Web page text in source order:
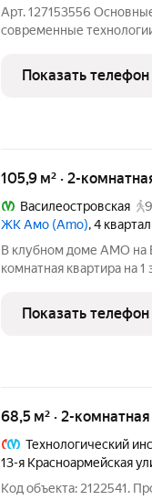
Арт. 127153556 Основные
современные технологии Зеленая охраняемая
зона Квартира с
гостиная,
Показать телефон
105,9 м² · 2-
Василеостровская
ЖК Амо (Amo), 4
В клубном доме AMO на
комнатная квартира на
Пространство
соответствии с Вашим
Показать телефон
68,5 м² · 2-
Технологический
13-я Красноармейская
Код объекта: 2122541.